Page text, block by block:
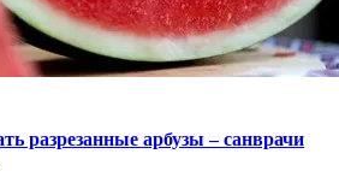
разрезанные арбузы – санврачи